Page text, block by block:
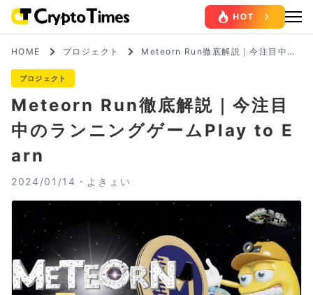
HOME プロジェクト
Meteorn Run徹底解説｜今注目中の
プロジェクト
Meteorn Run徹底解説｜今注目
中のランニングゲームPlay to E
arn
2024/01/14・ よきょい